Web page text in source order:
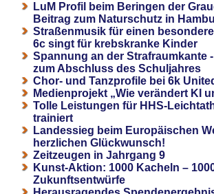
LuM Profil beim Beringen der
Beitrag zum Naturschutz in
Straßenmusik für einen
6c singt für krebskranke Kinder
Spannung an der Strafraumkante
zum Abschluss des Schuljahres
Chor- und Tanzprofile bei 6k
Medienprojekt „Wie verändert KI
Tolle Leistungen für HHS-
trainiert
Landessieg beim Europäischen
herzlichen Glückwunsch!
Zeitzeugen in Jahrgang 9
Kunst-Aktion: 1000 Kacheln –
Zukunftsentwürfe